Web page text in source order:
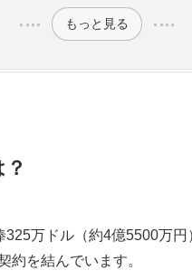
もっと見る
万ドル（約4億5500万
約を結んでいます。